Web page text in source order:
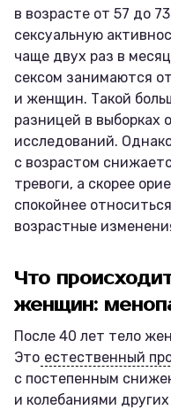
в возрасте от 57 до
сексуальную
чаще двух раз в
сексом занимаются
и женщин. Такой
разницей в выборках
исследований.
с возрастом
тревоги, а скорее
спокойнее
возрастные
Что
женщин:
После 40 лет тело
Это естественный
с постепенным
и колебаниями